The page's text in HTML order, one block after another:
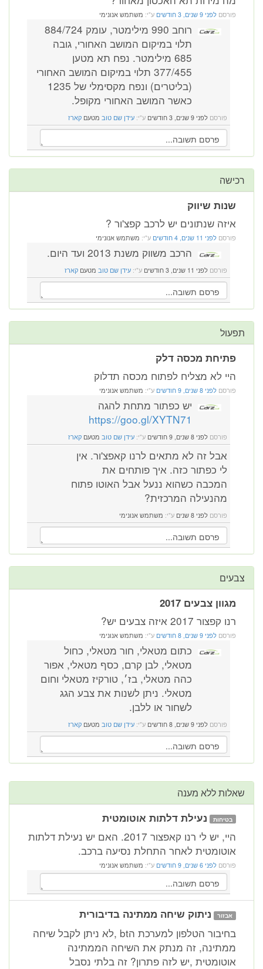
פורסם לפני 9 שנים, 3 חודשים ע"י: משתמש אנונימי
רוחב 990 מילימטר, עומק 884/724
תלוי במיקום המושב האחורי, גובה
685 מילימטר. נפח תא מטען
377/455 תלוי במיקום המושב האחורי
(בליטרים) ונפח מקסימלי של 1235
כאשר המושב האחורי מקופל.
פורסם לפני 9 שנים, 3 חודשים ע"י: עידן שם טוב מטעם קארז
רכישה
שנות שיווק
איזה שנתונים יש לרכב קפצ'ור ?
פורסם לפני 11 שנים, 4 חודשים ע"י: משתמש אנונימי
הרכב משווק משנת 2013 ועד היום.
פורסם לפני 11 שנים, 3 חודשים ע"י: עידן שם טוב מטעם קארז
תפעול
פתיחת מכסה דלק
היי לא מצליח לפתוח מכסה תדלוק
פורסם לפני 8 שנים, 9 חודשים ע"י: משתמש אנונימי
יש כפתור מתחת להגה
https://goo.gl/XYTN71
פורסם לפני 8 שנים, 9 חודשים ע"י: עידן שם טוב מטעם קארז
אבל זה לא מתאים לרנו קאפצ'ור. אין
לי כפתור כזה. איך פותחים את
המכבה כשהוא ננעל אבל האוטו פתוח
מהנעילה המרכזית?
פורסם לפני 8 שנים ע"י: משתמש אנונימי
צבעים
מגוון צבעים 2017
רנו קפצור 2017 איזה צבעים יש?
פורסם לפני 9 שנים, 8 חודשים ע"י: משתמש אנונימי
כתום מטאלי, חור מטאלי, כחול
מטאלי, לבן קרם, כסף מטאלי, אפור
כהה מטאלי, בז׳, טורקיז מטאלי וחום
מטאלי. ניתן לשנות את צבע הגג
לשחור או ללבן.
פורסם לפני 9 שנים, 8 חודשים ע"י: עידן שם טוב מטעם קארז
שאלות ללא מענה
בטיחות נעילת דלתות אוטומטית
היי, יש לי רנו קאפצור 2017. האם יש נעילת דלתות
אוטומטית לאחר התחלת נסיעה ברכב.
פורסם לפני 6 שנים, 9 חודשים ע"י: משתמש אנונימי
אבזור ניתוק שיחה ממתינה בדיבורית
בחיבור הטלפון למערכת הbt ,לא ניתן לקבל שיחה
ממתינה, זה מנתק את השיחה הממתינה
אוטומטית ,יש לזה פתרון? זה בלתי נסבל